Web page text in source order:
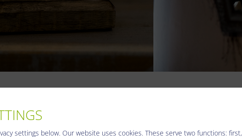
nyújtott el?nyöket.
settings below. Our website uses cookies. These serve two functions: first,